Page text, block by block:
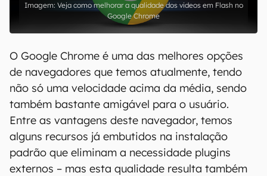
Veja como melhorar a qualidade dos videos em Flash no
Google Chrome
O Google Chrome é uma das melhores opções
de navegadores que temos atualmente, tendo
não só uma velocidade acima da média, sendo
também bastante amigável para o usuário.
Entre as vantagens deste navegador, temos
alguns recursos já embutidos na instalação
padrão que eliminam a necessidade plugins
externos – mas esta qualidade resulta também